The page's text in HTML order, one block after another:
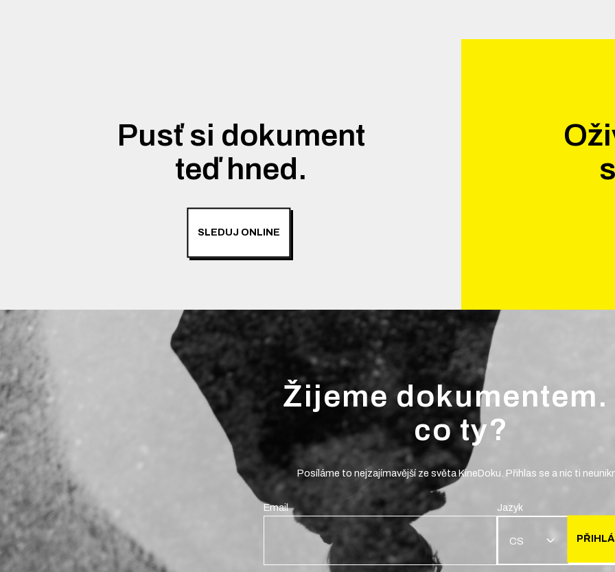
Pusť si dokument
teď hned.
SLEDUJ ONLINE
Žijeme dokumentem.
co ty?
Posíláme to nejzajímavější ze světa KineDoku. Přihlas se a nic ti
Email Jazyk
CS